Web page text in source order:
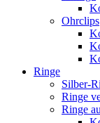
Ohrclips
Ringe
Silber-
Ringe
Ringe